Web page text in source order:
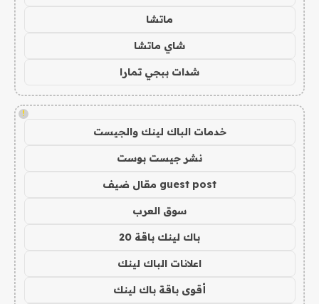
ماتشا
شاي ماتشا
شدات ببجي تمارا
!
خدمات الباك لينك والجيست
نشر جيست بوست
guest post مقال ضيف
سوق العرب
باك لينك باقة 20
اعلانات الباك لينك
أقوى باقة باك لينك